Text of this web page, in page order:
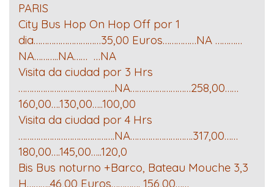
PARIS
City Bus Hop On Hop Off por 1
dia…………………………35,00 Euros……………NA …………
NA………..NA…… …NA
Visita da ciudad por 3 Hrs
…………………………………….NA………………………258,00……
160,00….130,00…..100,00
Visita da ciudad por 4 Hrs
…………………………………….NA……………………….317,00……
180,00….145,00…..120,0
Bis Bus noturno +Barco, Bateau Mouche 3,3
H………..46,00 Euros…………. 156,00……